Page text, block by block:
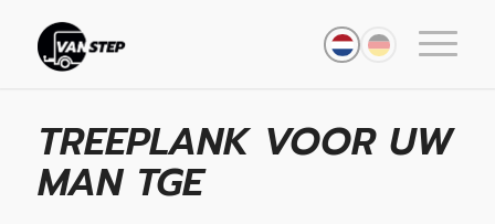
TREEPLANK VOOR UW
MAN TGE